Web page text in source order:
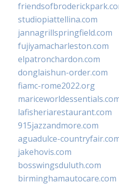
studiopiattellina.com
jannagrillspringfield.com
fujiyamacharleston.com
elpatronchardon.com
donglaishun-order.com
fiamc-rome2022.org
lafisheriarestaurant.com
915jazzandmore.com
aguadulce-
jakehovis.com
bosswingsduluth.com
birminghamautocare.com